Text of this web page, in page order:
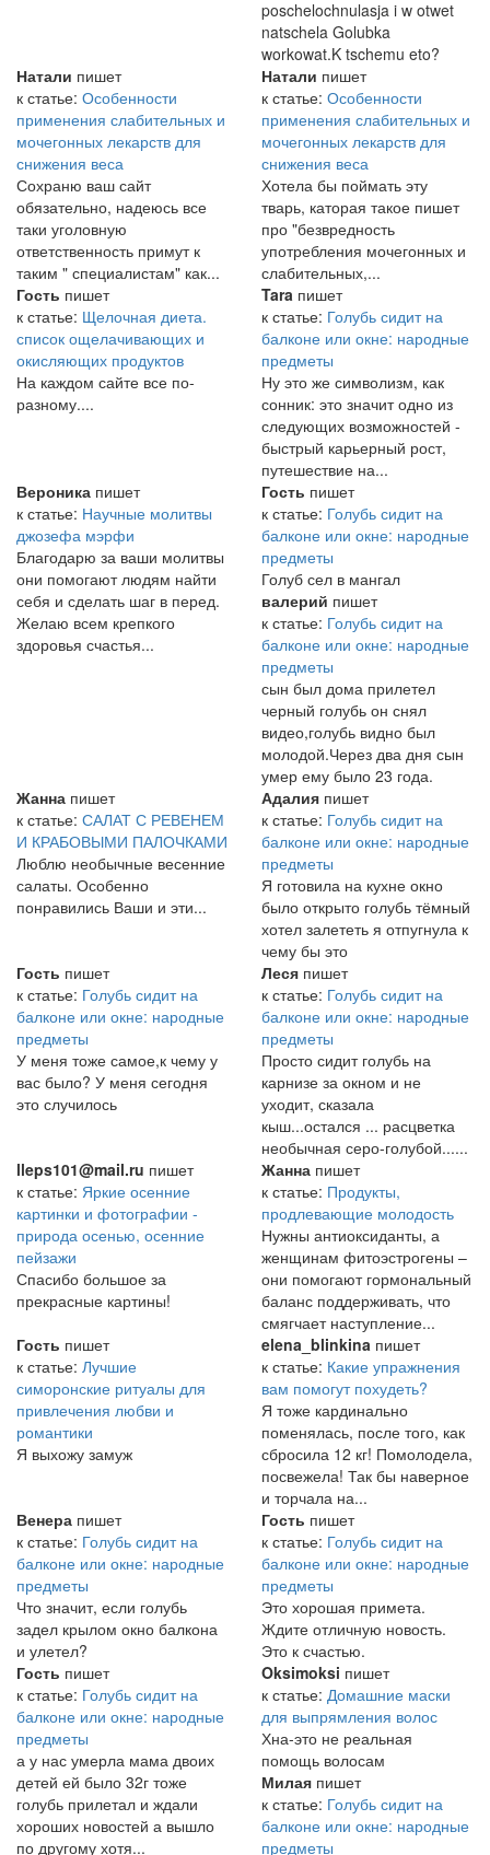
poschelochnulasja i w otwet
natschela Golubka
workowat.K tschemu eto?
Натали пишет
к статье: Особенности
применения слабительных и
мочегонных лекарств для
снижения веса
Сохраню ваш сайт
обязательно, надеюсь все
таки уголовную
ответственность примут к
таким " специалистам" как...
Натали пишет
к статье: Особенности
применения слабительных и
мочегонных лекарств для
снижения веса
Хотела бы поймать эту
тварь, каторая такое пишет
про "безвредность
употребления мочегонных и
слабительных,...
Гость пишет
к статье: Щелочная диета.
список ощелачивающих и
окисляющих продуктов
На каждом сайте все по-
разному....
Tara пишет
к статье: Голубь сидит на
балконе или окне: народные
предметы
Ну это же символизм, как
сонник: это значит одно из
следующих возможностей -
быстрый карьерный рост,
путешествие на...
Вероника пишет
к статье: Научные молитвы
джозефа мэрфи
Благодарю за ваши молитвы
они помогают людям найти
себя и сделать шаг в перед.
Желаю всем крепкого
здоровья счастья...
Гость пишет
к статье: Голубь сидит на
балконе или окне: народные
предметы
Голуб сел в мангал
валерий пишет
к статье: Голубь сидит на
балконе или окне: народные
предметы
сын был дома прилетел
черный голубь он снял
видео,голубь видно был
молодой.Через два дня сын
умер ему было 23 года.
Жанна пишет
к статье: САЛАТ С РЕВЕНЕМ
И КРАБОВЫМИ ПАЛОЧКАМИ
Люблю необычные весенние
салаты. Особенно
понравились Ваши и эти...
Адалия пишет
к статье: Голубь сидит на
балконе или окне: народные
предметы
Я готовила на кухне окно
было открыто голубь тёмный
хотел залететь я отпугнула к
чему бы это
Гость пишет
к статье: Голубь сидит на
балконе или окне: народные
предметы
У меня тоже самое,к чему у
вас было? У меня сегодня
это случилось
Леся пишет
к статье: Голубь сидит на
балконе или окне: народные
предметы
Просто сидит голубь на
карнизе за окном и не
уходит, сказала
кыш...остался ... расцветка
необычная серо-голубой......
lleps101@mail.ru пишет
к статье: Яркие осенние
картинки и фотографии -
природа осенью, осенние
пейзажи
Спасибо большое за
прекрасные картины!
Жанна пишет
к статье: Продукты,
продлевающие молодость
Нужны антиоксиданты, а
женщинам фитоэстрогены –
они помогают гормональный
баланс поддерживать, что
смягчает наступление...
Гость пишет
к статье: Лучшие
симоронские ритуалы для
привлечения любви и
романтики
Я выхожу замуж
elena_blinkina пишет
к статье: Какие упражнения
вам помогут похудеть?
Я тоже кардинально
поменялась, после того, как
сбросила 12 кг! Помолодела,
посвежела! Так бы наверное
и торчала на...
Венера пишет
к статье: Голубь сидит на
балконе или окне: народные
предметы
Что значит, если голубь
задел крылом окно балкона
и улетел?
Гость пишет
к статье: Голубь сидит на
балконе или окне: народные
предметы
Это хорошая примета.
Ждите отличную новость.
Это к счастью.
Гость пишет
к статье: Голубь сидит на
балконе или окне: народные
предметы
а у нас умерла мама двоих
детей ей было 32г тоже
голубь прилетал и ждали
хороших новостей а вышло
по другому хотя...
Oksimoksi пишет
к статье: Домашние маски
для выпрямления волос
Хна-это не реальная
помощь волосам
Милая пишет
к статье: Голубь сидит на
балконе или окне: народные
предметы